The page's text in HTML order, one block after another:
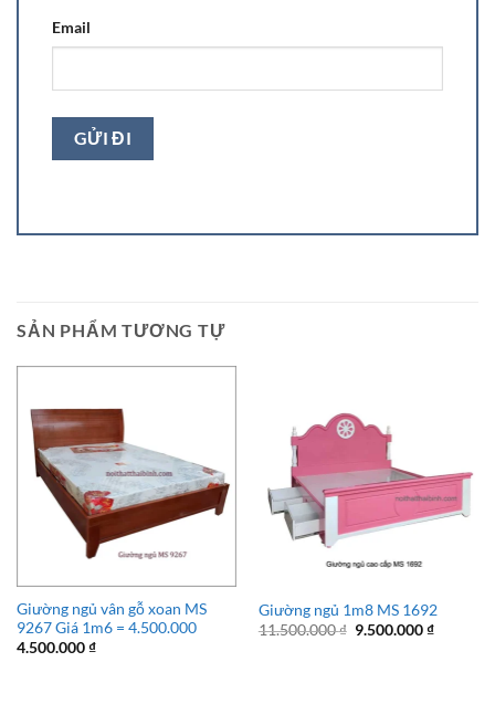
Email
SẢN PHẨM TƯƠNG TỰ
Giường ngủ vân gỗ xoan MS
9267 Giá 1m6 = 4.500.000
4.500.000₫
Giường ngủ 1m8 MS 1692
11.500.000₫ Giá
9.500.000₫Giá